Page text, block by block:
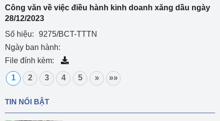
Công văn về việc điều hành kinh doanh xăng dầu ngày
28/12/2023
Số hiệu:
9275/BCT-TTTN
Ngày ban hành:
File đính kèm:
1 2 3 4 5 » »»
TIN NỔI BẬT